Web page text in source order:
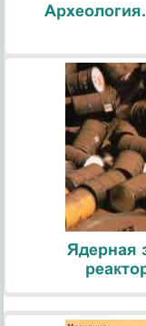
Ядерная